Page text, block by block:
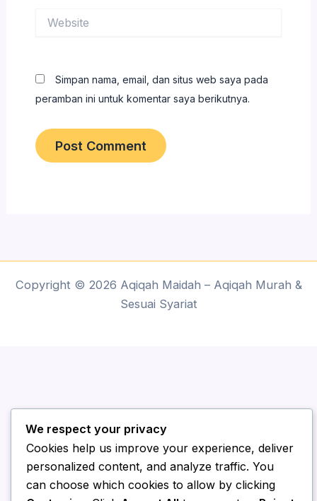
Simpan nama, email, dan situs web saya pada
peramban ini untuk komentar saya berikutnya.
Copyright © 2026 Aqiqah Maidah – Aqiqah Murah &
Sesuai Syariat
We respect your privacy
Cookies help us improve your experience, deliver
personalized content, and analyze traffic. You
can choose which cookies to allow by clicking